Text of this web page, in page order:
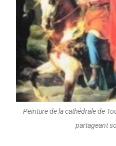
Peinture de la cathédrale de
partageant